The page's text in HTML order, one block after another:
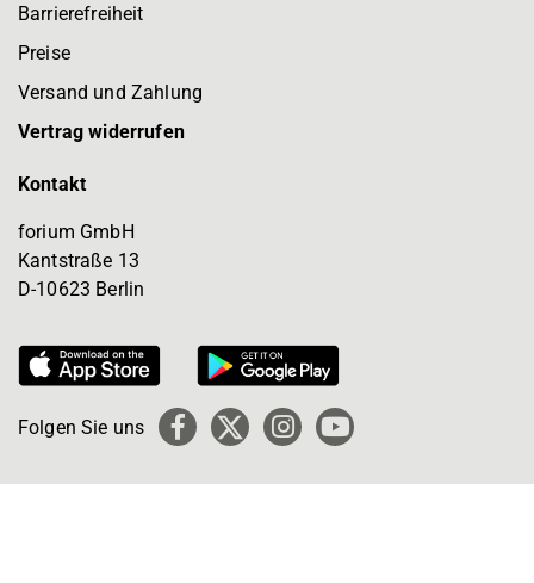
Barrierefreiheit
Preise
Versand und Zahlung
Vertrag widerrufen
Kontakt
forium GmbH
Kantstraße 13
D-10623 Berlin
Folgen Sie uns Facebook
X
Instagram